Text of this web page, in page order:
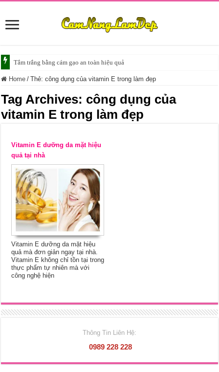
Tắm trắng bằng cám gạo an toàn hiệu quả
Home / Thẻ:công dụng của vitamin E trong làm đẹp
Tag Archives: công dụng của
vitamin E trong làm đẹp
Vitamin E dưỡng da mặt hiệu
quả tại nhà
Vitamin E dưỡng da mặt hiệu
quả mà đơn giản ngay tại nhà.
Vitamin E không chỉ tồn tại trong
thực phẩm tự nhiên mà với
công nghệ hiện
Thông Tin Liên Hệ:
0989 228 228